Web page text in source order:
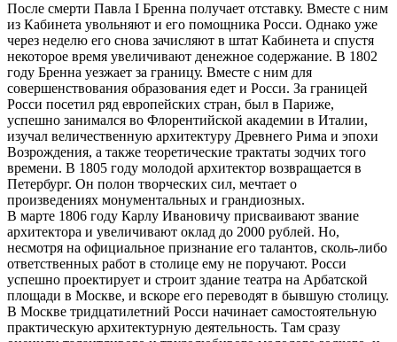
После смерти Павла I Бренна получает отставку. Вместе с ним
из Кабинета увольняют и его помощника Росси. Однако уже
через неделю его снова зачисляют в штат Кабинета и спустя
некоторое время увеличивают денежное содержание. В 1802
году Бренна уезжает за границу. Вместе с ним для
совершенствования образования едет и Росси. За границей
Росси посетил ряд европейских стран, был в Париже,
успешно занимался во Флорентийской академии в Италии,
изучал величественную архитектуру Древнего Рима и эпохи
Возрождения, а также теоретические трактаты зодчих того
времени. В 1805 году молодой архитектор возвращается в
Петербург. Он полон творческих сил, мечтает о
произведениях монументальных и грандиозных.
В марте 1806 году Карлу Ивановичу присваивают звание
архитектора и увеличивают оклад до 2000 рублей. Но,
несмотря на официальное признание его талантов, сколь-либо
ответственных работ в столице ему не поручают. Росси
успешно проектирует и строит здание театра на Арбатской
площади в Москве, и вскоре его переводят в бывшую столицу.
В Москве тридцатилетний Росси начинает самостоятельную
практическую архитектурную деятельность. Там сразу